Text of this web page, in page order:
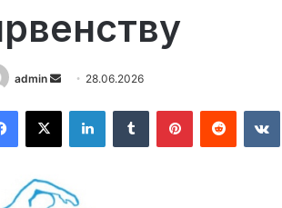
admin
d
n
28.06.2026